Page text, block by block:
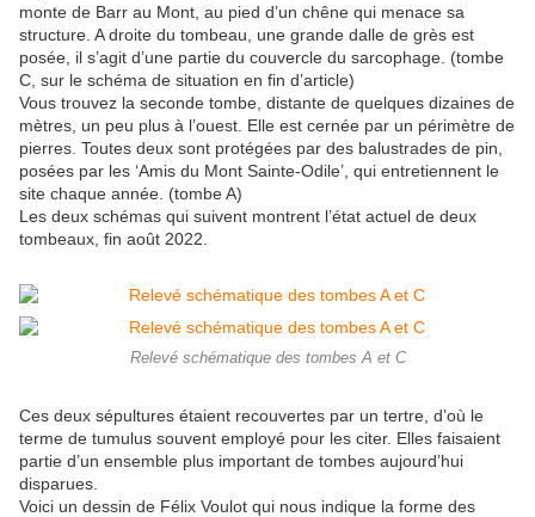
monte de Barr au Mont, au pied d’un chêne qui menace sa
structure. A droite du tombeau, une grande dalle de grès est
posée, il s’agit d’une partie du couvercle du sarcophage. (tombe
C, sur le schéma de situation en fin d’article)
Vous trouvez la seconde tombe, distante de quelques dizaines de
mètres, un peu plus à l’ouest. Elle est cernée par un périmètre de
pierres. Toutes deux sont protégées par des balustrades de pin,
posées par les ‘Amis du Mont Sainte-Odile’, qui entretiennent le
site chaque année. (tombe A)
Les deux schémas qui suivent montrent l’état actuel de deux
tombeaux, fin août 2022.
Relevé schématique des tombes A et C
Ces deux sépultures étaient recouvertes par un tertre, d’où le
terme de tumulus souvent employé pour les citer. Elles faisaient
partie d’un ensemble plus important de tombes aujourd’hui
disparues.
Voici un dessin de Félix Voulot qui nous indique la forme des